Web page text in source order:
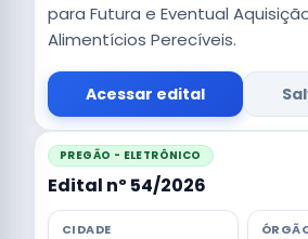
para Futura e Eventual
Alimentícios Perecíveis.
Acessar edital
PREGÃO - ELETRÔNICO
Edital nº 54/2026
CIDADE